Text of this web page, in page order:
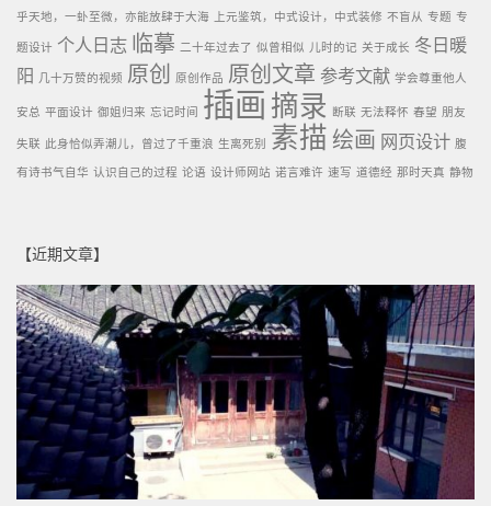
乎天地，一虲至微，亦能放肆于大海 上元鉴筑，中式设计，中式装修 不盲从 专题 专
题设计 个人日志 临摹 二十年过去了 似曾相似 儿时的记 关于成长 冬日暖
阳
几十万赞的视频 原创 原创作品 原创文章 参考文献 学会尊重他人
安总 平面设计 御姐归来 忘记时间 插画 摘录 断联 无法释怀 春望 朋友
失联 此身恰似弄潮儿，曾过了千重浪 生离死别 素描 绘画 网页设计 腹
有诗书气自华 认识自己的过程 论语 设计师网站 诺言难许 速写 道德经 那时天真 静物
【近期文章】